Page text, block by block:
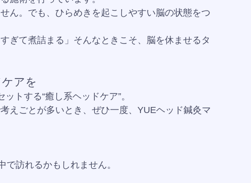
ん。でも、ひらめきを起こしやすい脳の状態をつ
ぎて煮詰まる」そんなときこそ、脳を休ませるタ
アを
トする“癒し系ヘッドケア”。
えごとが多いとき、ぜひ一度、YUEヘッド鍼灸マ
で訪れるかもしれません。